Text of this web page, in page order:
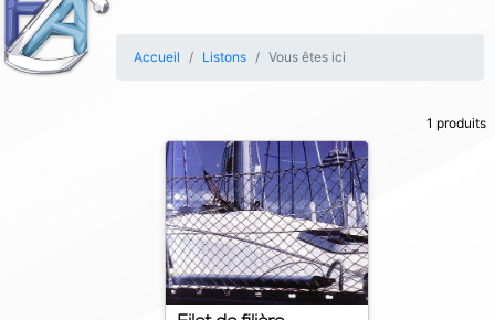
Accueil Listons Vous êtes ici
1 produits